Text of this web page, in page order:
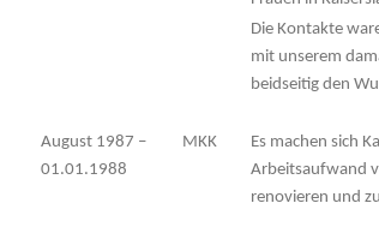
Die Kontakte
mit unserem
beidseitig den
August 1987 –
01.01.1988
MKK
Es machen sich
Arbeitsaufwand
renovieren und